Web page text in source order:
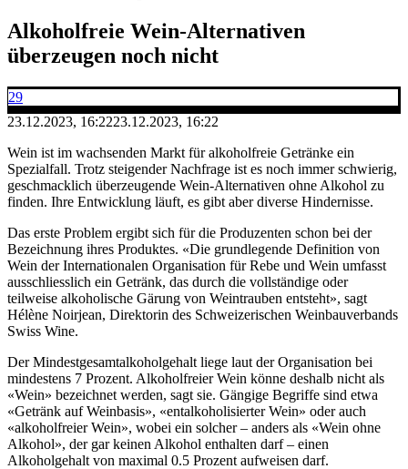
Alkoholfreie Wein-Alternativen
überzeugen noch nicht
29
23.12.2023, 16:2223.12.2023, 16:22
Wein ist im wachsenden Markt für alkoholfreie Getränke ein
Spezialfall. Trotz steigender Nachfrage ist es noch immer schwierig,
geschmacklich überzeugende Wein-Alternativen ohne Alkohol zu
finden. Ihre Entwicklung läuft, es gibt aber diverse Hindernisse.
Das erste Problem ergibt sich für die Produzenten schon bei der
Bezeichnung ihres Produktes. «Die grundlegende Definition von
Wein der Internationalen Organisation für Rebe und Wein umfasst
ausschliesslich ein Getränk, das durch die vollständige oder
teilweise alkoholische Gärung von Weintrauben entsteht», sagt
Hélène Noirjean, Direktorin des Schweizerischen Weinbauverbands
Swiss Wine.
Der Mindestgesamtalkoholgehalt liege laut der Organisation bei
mindestens 7 Prozent. Alkoholfreier Wein könne deshalb nicht als
«Wein» bezeichnet werden, sagt sie. Gängige Begriffe sind etwa
«Getränk auf Weinbasis», «entalkoholisierter Wein» oder auch
«alkoholfreier Wein», wobei ein solcher – anders als «Wein ohne
Alkohol», der gar keinen Alkohol enthalten darf – einen
Alkoholgehalt von maximal 0.5 Prozent aufweisen darf.